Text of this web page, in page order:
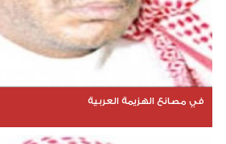
في مصانع الهزيمة العربية